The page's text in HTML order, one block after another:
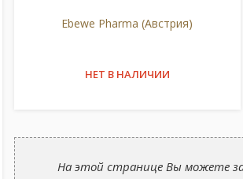
Ebewe Pharma (Австрия)
НЕТ В НАЛИЧИИ
На этой странице Вы можете